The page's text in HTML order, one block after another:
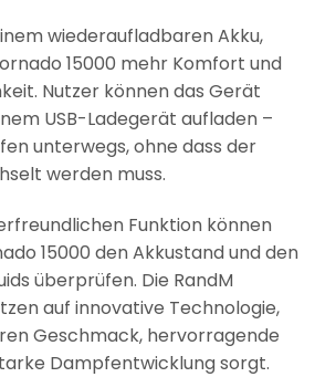
wiederaufladbaren Akku,
15000 mehr Komfort und
Nutzer können das Gerät
USB-Ladegerät aufladen –
unterwegs, ohne dass der
werden muss.
Funktion können
15000 den Akkustand und den
überprüfen. Die RandM
auf innovative Technologie,
Geschmack, hervorragende
Dampfentwicklung sorgt.